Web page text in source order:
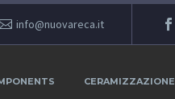
info@nuovareca.it
CERAMIZZAZIONE